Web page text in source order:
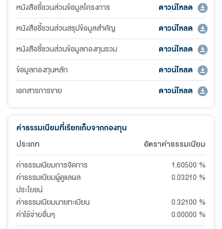
หนังสือชี้ชวนส่วนข้อมูลโครงการ
ดาวน์โหลด
หนังสือชี้ชวนส่วนสรุปข้อมูลสำคัญ
ดาวน์โหลด
หนังสือชี้ชวนส่วนข้อมูลกองทุนรวม
ดาวน์โหลด
ข้อมูลกองทุนหลัก
ดาวน์โหลด
เอกสารการขาย
ดาวน์โหลด
ค่าธรรมเนียมที่เรียกเก็บจากกองทุน
ประเภท
อัตราค่าธรรมเนียม
ค่าธรรมเนียมการจัดการ
1.60500 %
ค่าธรรมเนียมผู้ดูแลผล
ประโยชน์
0.03210 %
ค่าธรรมเนียมนายทะเบียน
0.32100 %
ค่าใช้จ่ายอื่นๆ
0.00000 %